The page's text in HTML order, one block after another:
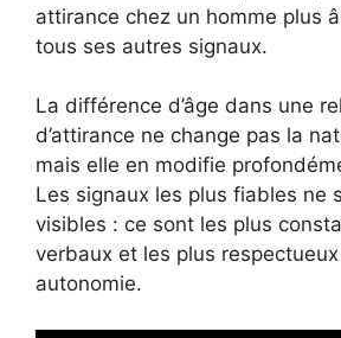
attirance chez un homme plus
tous ses autres signaux.
La différence d’âge dans une
d’attirance ne change pas la
mais elle en modifie
Les signaux les plus fiables ne
visibles : ce sont les plus
verbaux et les plus
autonomie.